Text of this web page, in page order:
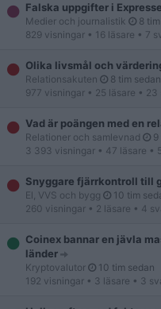
Falska uppgifter i
Medier och journalistik
8
829 visningar • 16 läsare • 7
Olika livsmål och
Relationsakuten
8 tim sedan
977 visningar • 25 läsare • 23
Vad är poängen med en
Relationer och samlevnad
9
3 393 visningar • 47 läsare •
Snyggare fjärrkontroll till
El, VVS och bygg
10 tim
260 visningar • 2 läsare • 4
Coinex bannar en jävla
länder
Kryptovalutor
10 tim sedan
192 visningar • 3 läsare • 3